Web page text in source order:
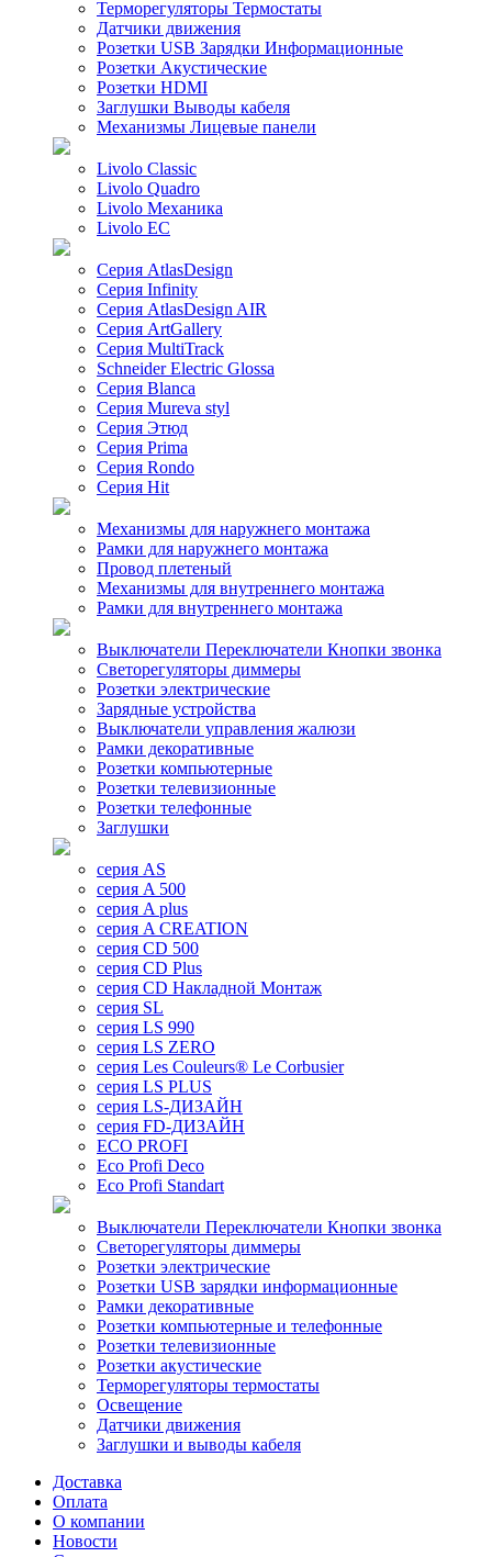
Терморегуляторы Термостаты
Датчики движения
Розетки USB Зарядки Информационные
Розетки Акустические
Розетки HDMI
Заглушки Выводы кабеля
Механизмы Лицевые панели
Livolo Classic
Livolo Quadro
Livolo Механика
Livolo EC
Серия AtlasDesign
Серия Infinity
Серия AtlasDesign AIR
Серия ArtGallery
Серия MultiTrack
Schneider Electric Glossa
Серия Blanca
Серия Mureva styl
Серия Этюд
Серия Prima
Серия Rondo
Серия Hit
Механизмы для наружнего монтажа
Рамки для наружнего монтажа
Провод плетеный
Механизмы для внутреннего монтажа
Рамки для внутреннего монтажа
Выключатели Переключатели Кнопки звонка
Светорегуляторы диммеры
Розетки электрические
Зарядные устройства
Выключатели управления жалюзи
Рамки декоративные
Розетки компьютерные
Розетки телевизионные
Розетки телефонные
Заглушки
серия AS
серия A 500
серия A plus
серия A CREATION
серия CD 500
серия CD Plus
серия CD Накладной Монтаж
серия SL
серия LS 990
серия LS ZERO
серия Les Couleurs® Le Corbusier
серия LS PLUS
серия LS-ДИЗАЙН
серия FD-ДИЗАЙН
ECO PROFI
Eco Profi Deco
Eco Profi Standart
Выключатели Переключатели Кнопки звонка
Светорегуляторы диммеры
Розетки электрические
Розетки USB зарядки информационные
Рамки декоративные
Розетки компьютерные и телефонные
Розетки телевизионные
Розетки акустические
Терморегуляторы термостаты
Освещение
Датчики движения
Заглушки и выводы кабеля
Доставка
Оплата
О компании
Новости